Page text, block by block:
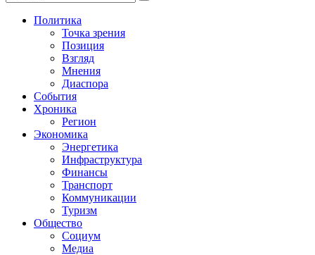
Политика
Точка зрения
Позиция
Взгляд
Мнения
Диаспора
События
Хроника
Регион
Экономика
Энергетика
Инфраструктура
Финансы
Транспорт
Коммуникации
Туризм
Общество
Социум
Медиа